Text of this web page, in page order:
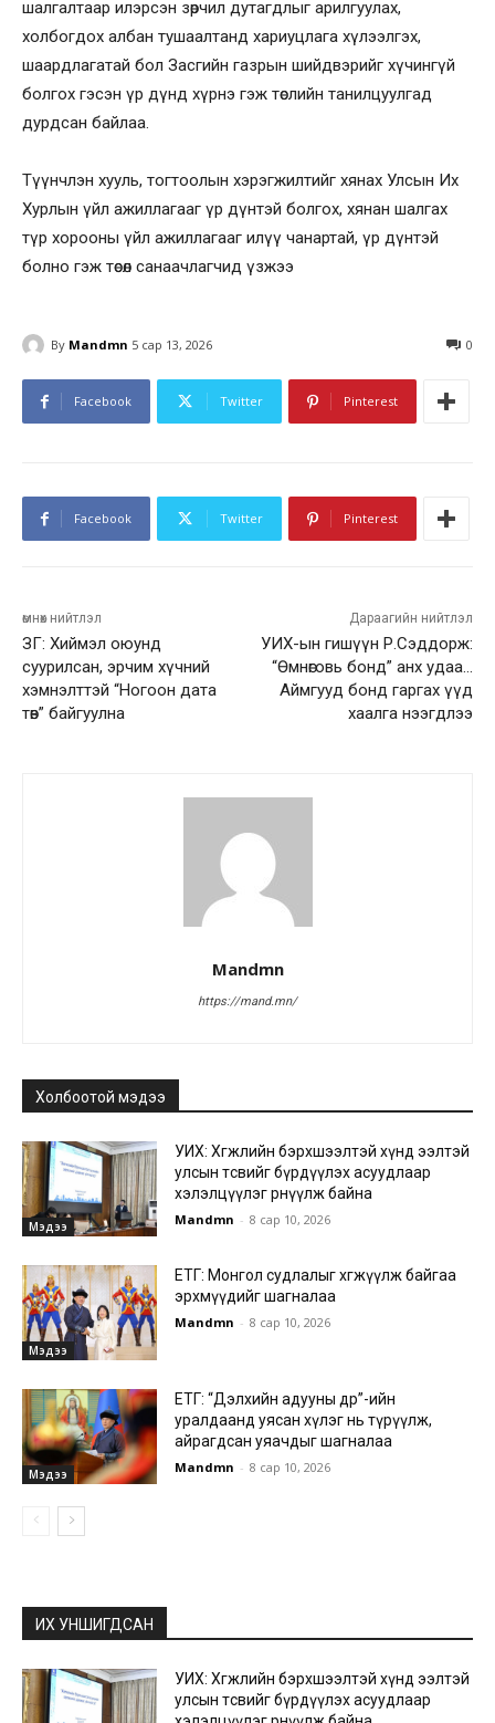
шалгалтаар илэрсэн зөрчил дутагдлыг арилгуулах,
холбогдох албан тушаалтанд хариуцлага хүлээлгэх,
шаардлагатай бол Засгийн газрын шийдвэрийг хүчингүй
болгох гэсэн үр дүнд хүрнэ гэж төслийн танилцуулгад
дурдсан байлаа.
Түүнчлэн хууль, тогтоолын хэрэгжилтийг хянах Улсын Их
Хурлын үйл ажиллагааг үр дүнтэй болгох, хянан шалгах
түр хорооны үйл ажиллагааг илүү чанартай, үр дүнтэй
болно гэж төсөл санаачлагчид үзжээ
By Mandmn 5 сар 13, 2026 0
Facebook Twitter Pinterest
Facebook Twitter Pinterest
өмнөх нийтлэл
ЗГ: Хиймэл оюунд
суурилсан, эрчим хүчний
хэмнэлттэй “Ногоон дата
төв” байгуулна
Дараагийн нийтлэл
УИХ-ын гишүүн Р.Сэддорж:
“Өмнөговь бонд” анх удаа…
Аймгууд бонд гаргах үүд
хаалга нээгдлээ
Mandmn
https://mand.mn/
Холбоотой мэдээ
Мэдээ
УИХ: Хөгжлийн бэрхшээлтэй хүнд ээлтэй
улсын төсвийг бүрдүүлэх асуудлаар
хэлэлцүүлэг өрнүүлж байна
Mandmn - 8 сар 10, 2026
Мэдээ
ЕТГ: Монгол судлалыг хөгжүүлж байгаа
эрхмүүдийг шагналаа
Mandmn - 8 сар 10, 2026
Мэдээ
ЕТГ: “Дэлхийн адууны өдөр”-ийн
уралдаанд уясан хүлэг нь түрүүлж,
айрагдсан уяачдыг шагналаа
Mandmn - 8 сар 10, 2026
ИХ УНШИГДСАН
УИХ: Хөгжлийн бэрхшээлтэй хүнд ээлтэй
улсын төсвийг бүрдүүлэх асуудлаар